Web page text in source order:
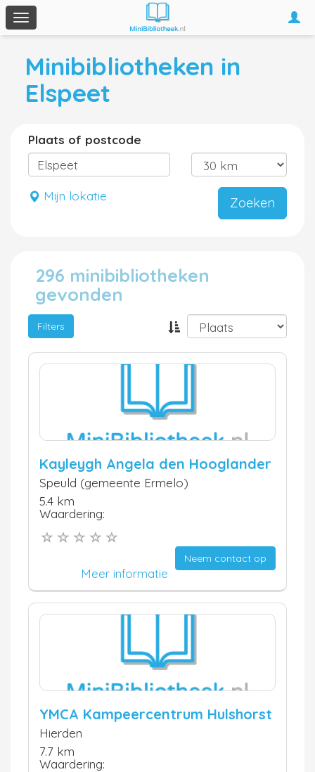
Toggle
navigation
Minibibliotheken in
Elspeet
Plaats of postcode
Mijn lokatie Zoeken
296 minibibliotheken
gevonden
Filters
Kayleygh Angela den Hooglander
Speuld (gemeente Ermelo)
5.4 km
Waardering:
Neem contact op
Meer informatie
YMCA Kampeercentrum Hulshorst
Hierden
7.7 km
Waardering: